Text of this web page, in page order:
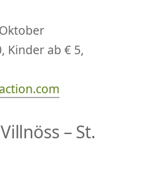
Kinder ab € 5,
– St.